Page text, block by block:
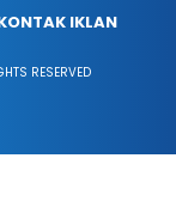
IKLAN
RESERVED